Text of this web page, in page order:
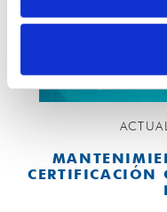
CERTIFICACIÓN